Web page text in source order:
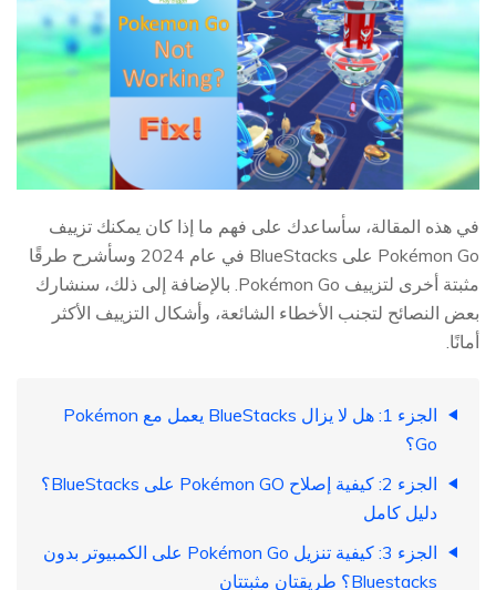
في هذه المقالة، سأساعدك على فهم ما إذا كان يمكنك تزييف
Pokémon Go على BlueStacks في عام 2024 وسأشرح طرقًا
مثبتة أخرى لتزييف Pokémon Go. بالإضافة إلى ذلك، سنشارك
بعض النصائح لتجنب الأخطاء الشائعة، وأشكال التزييف الأكثر
أمانًا.
الجزء 1: هل لا يزال BlueStacks يعمل مع Pokémon
Go؟
الجزء 2: كيفية إصلاح Pokémon GO على BlueStacks؟
دليل كامل
الجزء 3: كيفية تنزيل Pokémon Go على الكمبيوتر بدون
Bluestacks؟ طريقتان مثبتتان